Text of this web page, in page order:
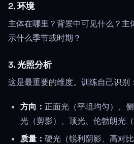
2. 环境
主体在哪里？背景中可见什么？主
示什么季节或时期？
3. 光照分析
这是最重要的维度。训练自己识别：
方向： 正面光（平坦均匀）、
光（剪影）、顶光、伦勃朗光（
质量： 硬光（锐利阴影、高对